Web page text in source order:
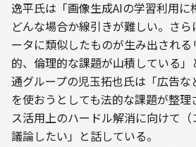
逸平氏は「画像生成AIの学習利用に
どんな場合か線引きが難しい。さ
ータに類似したものが生み出され
的、倫理的な課題が山積している
通グループの児玉拓也氏は「広告な
を使おうとしても法的な課題が整
ス活用上のハードル解消に向けて（
議論したい」と話している。